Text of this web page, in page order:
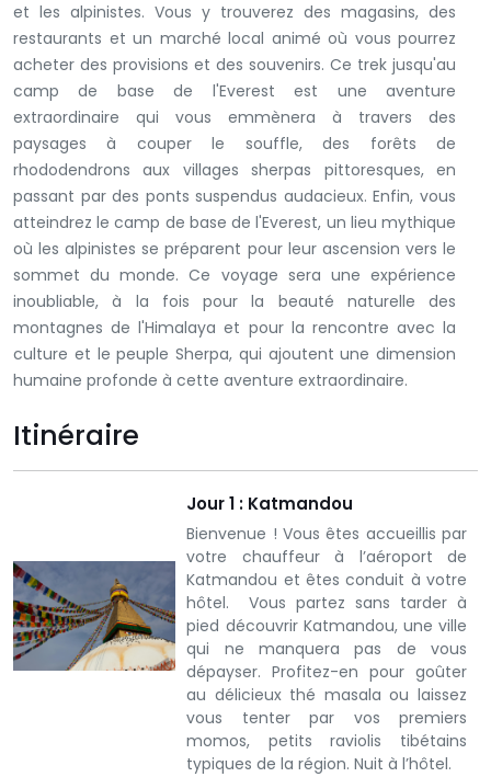
et les alpinistes. Vous y trouverez des magasins, des
restaurants et un marché local animé où vous pourrez
acheter des provisions et des souvenirs. Ce trek jusqu'au
camp de base de l'Everest est une aventure
extraordinaire qui vous emmènera à travers des
paysages à couper le souffle, des forêts de
rhododendrons aux villages sherpas pittoresques, en
passant par des ponts suspendus audacieux. Enfin, vous
atteindrez le camp de base de l'Everest, un lieu mythique
où les alpinistes se préparent pour leur ascension vers le
sommet du monde. Ce voyage sera une expérience
inoubliable, à la fois pour la beauté naturelle des
montagnes de l'Himalaya et pour la rencontre avec la
culture et le peuple Sherpa, qui ajoutent une dimension
humaine profonde à cette aventure extraordinaire.
Itinéraire
Jour 1 : Katmandou
Bienvenue ! Vous êtes accueillis par
votre chauffeur à l’aéroport de
Katmandou et êtes conduit à votre
hôtel. Vous partez sans tarder à
pied découvrir Katmandou, une ville
qui ne manquera pas de vous
dépayser. Profitez-en pour goûter
au délicieux thé masala ou laissez
vous tenter par vos premiers
momos, petits raviolis tibétains
typiques de la région. Nuit à l’hôtel.